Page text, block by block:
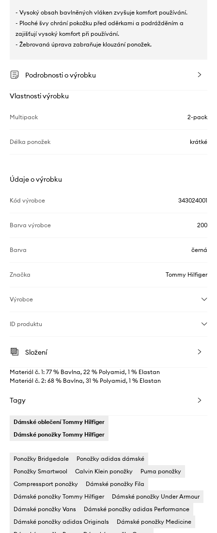
- Vysoký obsah bavlněných vláken zvyšuje komfort používání.
- Ploché švy chrání pokožku před oděrkami a podrážděním a
zajišťují vysoký komfort při používání.
- Žebrovaná úprava zabraňuje klouzání ponožek.
Podrobnosti o výrobku
Vlastnosti výrobku
Multipack 2-pack
Délka ponožek krátké
Údaje o výrobku
Kód výrobce 343024001
Barva výrobce 200
Barva černá
Značka Tommy Hilfiger
Výrobce
ID produktu
Složení
Materiál č. 1: 77 % Bavlna, 22 % Polyamid, 1 % Elastan
Materiál č. 2: 68 % Bavlna, 31 % Polyamid, 1 % Elastan
Tagy
Dámské oblečení Tommy Hilfiger
Dámské ponožky Tommy Hilfiger
Ponožky Bridgedale
Ponožky adidas dámské
Ponožky Smartwool
Calvin Klein ponožky
Puma ponožky
Compressport ponožky
Dámské ponožky Fila
Dámské ponožky Tommy Hilfiger
Dámské ponožky Under Armour
Dámské ponožky Vans
Dámské ponožky adidas Performance
Dámské ponožky adidas Originals
Dámské ponožky Medicine